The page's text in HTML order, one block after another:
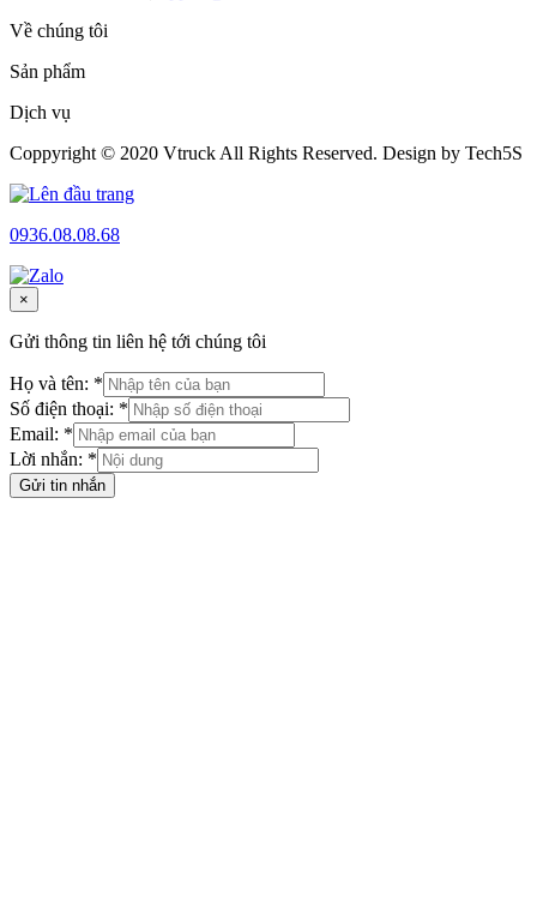
Về chúng tôi
Sản phẩm
Dịch vụ
Coppyright © 2020 Vtruck All Rights Reserved. Design by Tech5S
0936.08.08.68
×
Gửi thông tin liên hệ tới chúng tôi
Họ và tên: *
Số điện thoại: *
Email: *
Lời nhắn: *
Gửi tin nhắn